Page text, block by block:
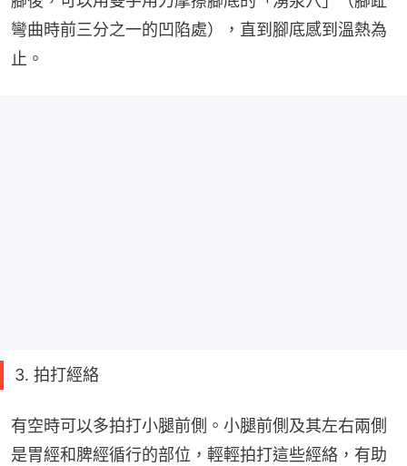
彎曲時前三分之一的凹陷處），直到腳底感到溫熱為
止。
3. 拍打經絡
有空時可以多拍打小腿前側。小腿前側及其左右兩側
是胃經和脾經循行的部位，輕輕拍打這些經絡，有助